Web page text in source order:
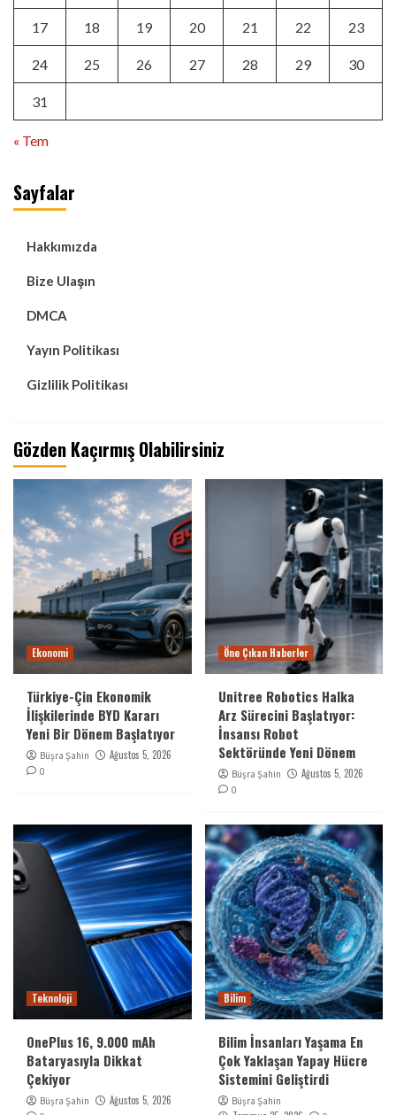
17 18 19 20 21 22 23
24 25 26 27 28 29 30
31
« Tem
Sayfalar
Hakkımızda
Bize Ulaşın
DMCA
Yayın Politikası
Gizlilik Politikası
Gözden Kaçırmış Olabilirsiniz
Ekonomi
Türkiye-Çin Ekonomik
İlişkilerinde BYD Kararı
Yeni Bir Dönem Başlatıyor
Büşra Şahin Ağustos 5, 2026
0
Öne Çıkan Haberler
Unitree Robotics Halka
Arz Sürecini Başlatıyor:
İnsansı Robot
Sektöründe Yeni Dönem
Büşra Şahin Ağustos 5, 2026
0
Teknoloji
OnePlus 16, 9.000 mAh
Bataryasıyla Dikkat
Çekiyor
Büşra Şahin Ağustos 5, 2026
Bilim
Bilim İnsanları Yaşama En
Çok Yaklaşan Yapay Hücre
Sistemini Geliştirdi
Büşra Şahin